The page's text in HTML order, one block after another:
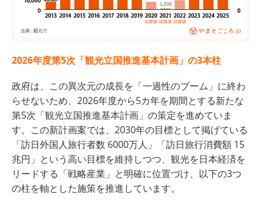
2026年度第5次「観光立国推進基本計画」の3本柱
政府は、この異次元の成長を「一過性のブーム」に終わ
らせないため、2026年度から5カ年を期間とする新たな
第5次「観光立国推進基本計画」の策定を進めていま
す。この新計画案では、2030年の目標として掲げている
「訪日外国人旅行者数 6000万人」「訪日旅行消費額 15
兆円」という高い目標を維持しつつ、観光を日本経済を
リードする「戦略産業」と明確に位置づけ、以下の3つ
の柱を軸とした施策を推進しています。